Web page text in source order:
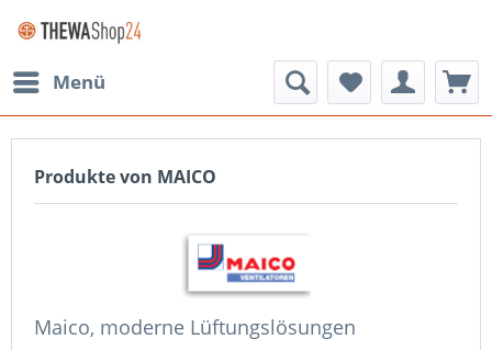
Menü
Produkte von MAICO
Maico, moderne Lüftungslösungen